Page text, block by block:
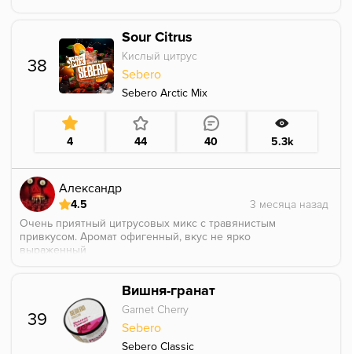
его в основном и куришь, ванильная кола с нотками
вишни читается, но не ярко, дыни не услышал
курибельно, но с этим миксом перемудрили, он
плохо сбалансирован
38
Sour Citrus
Кислый цитрус
Sebero
Sebero Arctic Mix
4 44 40 5.3k
Александр
4.5
Очень приятный цитрусовых микс с травянистым
привкусом. Аромат офигенный, вкус не ярко
выраженный
39
Вишня-гранат
Garnet Cherry
Sebero
Sebero Classic